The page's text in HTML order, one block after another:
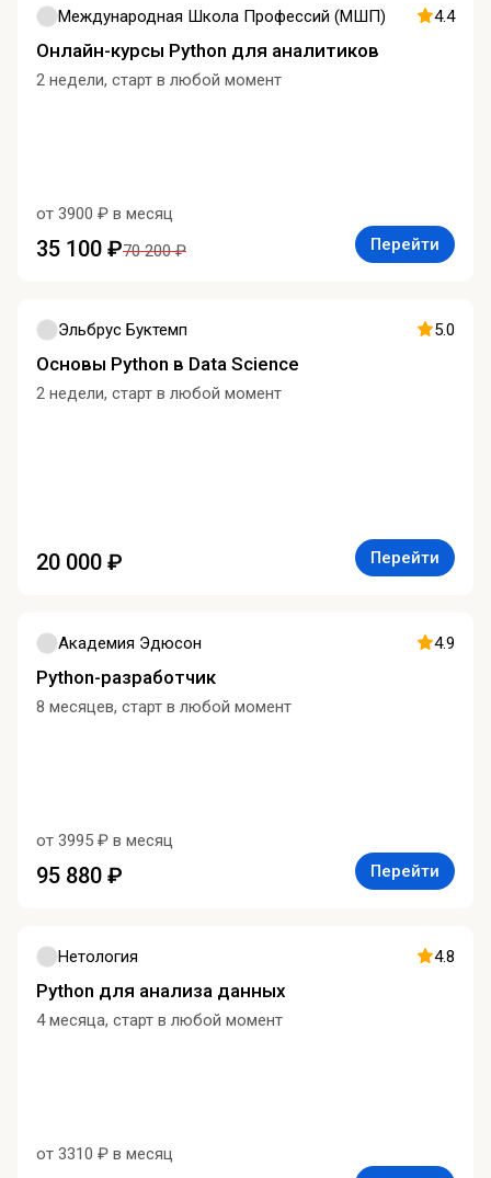
Международная Школа Профессий (МШП) 4.4
Онлайн-курсы Python для аналитиков
2 недели, старт в любой момент
от 3900 ₽ в месяц
35 100 ₽70 200 ₽ Перейти
Эльбрус Буктемп 5.0
Основы Python в Data Science
2 недели, старт в любой момент
20 000 ₽ Перейти
Академия Эдюсон 4.9
Python-разработчик
8 месяцев, старт в любой момент
от 3995 ₽ в месяц
95 880 ₽ Перейти
Нетология 4.8
Python для анализа данных
4 месяца, старт в любой момент
от 3310 ₽ в месяц